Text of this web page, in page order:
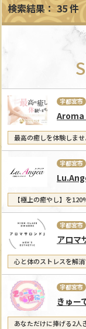
検索結果： 35 件
S
宇都宮市
最高の癒しを体験しませ
宇都宮市
【極上の癒やし】を
宇都宮市
アロマ
心と体のストレスを解
宇都宮市
きゅー
あなただけに捧げる2人